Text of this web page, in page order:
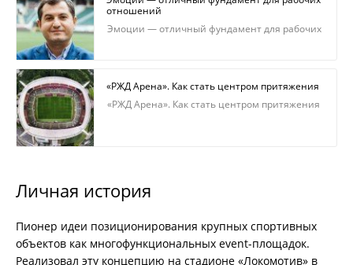
отношений
Эмоции — отличный фундамент для рабочих
«РЖД Арена». Как стать центром притяжения
«РЖД Арена». Как стать центром притяжения
Личная история
Пионер идеи позиционирования крупных спортивных
объектов как многофункциональных event-площадок.
Реализовал эту концепцию на стадионе «Локомотив» в